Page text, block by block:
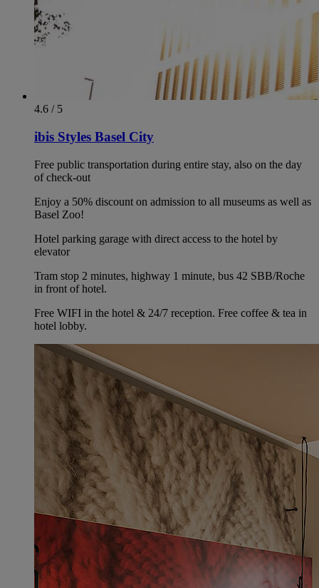
4.6 / 5
ibis Styles Basel City
Free public transportation during entire stay, also on the day
of check-out
Enjoy a 50% discount on admission to all museums as well as
Basel Zoo!
Hotel parking garage with direct access to the hotel by
elevator
Tram stop 2 minutes, highway 1 minute, bus 42 SBB/Roche
in front of hotel.
Free WIFI in the hotel & 24/7 reception. Free coffee & tea in
hotel lobby.